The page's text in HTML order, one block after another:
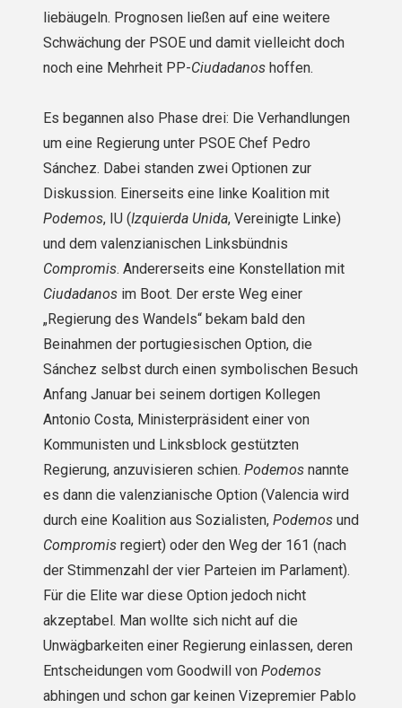
liebäugeln. Prognosen ließen auf eine weitere
Schwächung der PSOE und damit vielleicht doch
noch eine Mehrheit PP-Ciudadanoshoffen.
Es begannen also Phase drei: Die Verhandlungen
um eine Regierung unter PSOE Chef Pedro
Sánchez. Dabei standen zwei Optionen zur
Diskussion. Einerseits eine linke Koalition mit
Podemos, IU (Izquierda Unida, Vereinigte Linke)
und dem valenzianischen Linksbündnis
Compromis. Andererseits eine Konstellation mit
Ciudadanosim Boot. Der erste Weg einer
„Regierung des Wandels“ bekam bald den
Beinahmen der portugiesischen Option, die
Sánchez selbst durch einen symbolischen Besuch
Anfang Januar bei seinem dortigen Kollegen
Antonio Costa, Ministerpräsident einer von
Kommunisten und Linksblock gestützten
Regierung, anzuvisieren schien. Podemosnannte
es dann die valenzianische Option (Valencia wird
durch eine Koalition aus Sozialisten, Podemosund
Compromisregiert) oder den Weg der 161 (nach
der Stimmenzahl der vier Parteien im Parlament).
Für die Elite war diese Option jedoch nicht
akzeptabel. Man wollte sich nicht auf die
Unwägbarkeiten einer Regierung einlassen, deren
Entscheidungen vom Goodwill von Podemos
abhingen und schon gar keinen Vizepremier Pablo